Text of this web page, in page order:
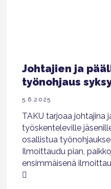
Johtajien ja
työnohjaus
5.6.2025
TAKU tarjoaa johtajina
työskenteleville
osallistua
Ilmoittaudu pian,
ensimmäisenä